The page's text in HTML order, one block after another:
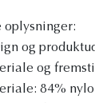
oplysninger:
og
og
84%